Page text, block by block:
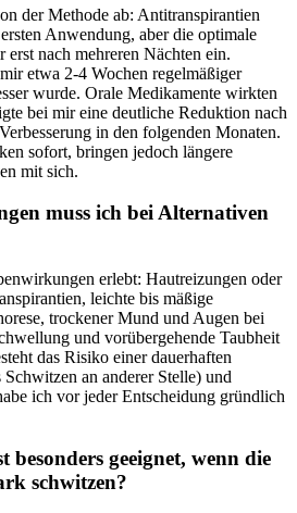
der Methode ab:⁢ Antitranspirantien
Anwendung, ⁢aber die optimale
nach mehreren ‌Nächten ein.
etwa 2-4 Wochen‌ regelmäßiger
wurde. Orale‍ Medikamente wirkten​
bei ‍mir eine deutliche Reduktion nach
in den‍ folgenden⁤ Monaten.
sofort, bringen jedoch längere
mit sich.
muss ‌ich bei Alternativen
⁣erlebt: Hautreizungen oder
leichte bis mäßige
trockener ⁤Mund⁤ und Augen⁣ bei​
und vorübergehende Taubheit
das Risiko einer dauerhaften
​an anderer⁤ Stelle) und
ich​ vor jeder Entscheidung gründlich
‍besonders geeignet, wenn die
schwitzen?